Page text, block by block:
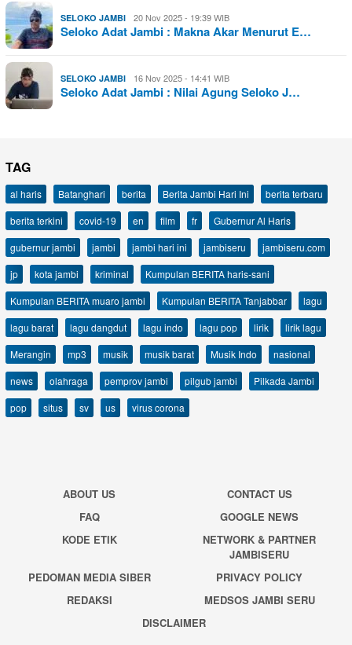
SELOKO JAMBI 20 Nov 2025 - 19:39 WIB
Seloko Adat Jambi : Makna Akar Menurut E…
SELOKO JAMBI 16 Nov 2025 - 14:41 WIB
Seloko Adat Jambi : Nilai Agung Seloko J…
TAG
al haris Batanghari berita Berita Jambi Hari Ini
berita terbaru
berita terkini
covid-19 en film fr
Gubernur Al Haris
gubernur jambi
jambi jambi hari ini jambiseru
jambiseru.com
jp
kota jambi kriminal
Kumpulan BERITA haris-sani
Kumpulan BERITA muaro jambi
Kumpulan BERITA Tanjabbar
lagu
lagu barat
lagu dangdut lagu indo lagu pop lirik
lirik lagu
Merangin
mp3 musik musik barat Musik Indo
nasional
news
olahraga pemprov jambi pilgub jambi
Pilkada Jambi
pop
situs sv us virus corona
ABOUT US
CONTACT US
FAQ
GOOGLE NEWS
KODE ETIK
NETWORK & PARTNER
JAMBISERU
PEDOMAN MEDIA SIBER
PRIVACY POLICY
REDAKSI
MEDSOS JAMBI SERU
DISCLAIMER